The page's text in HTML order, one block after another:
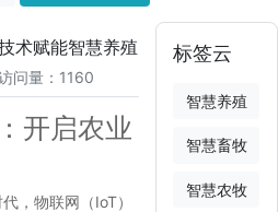
术赋能智慧养殖
问量：1160
开启农业
，物联网（IoT）
标签云
智慧养殖
智慧畜牧
智慧农牧